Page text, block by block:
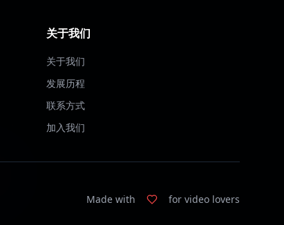
关于我们
关于我们
发展历程
联系方式
加入我们
Made with for video lovers